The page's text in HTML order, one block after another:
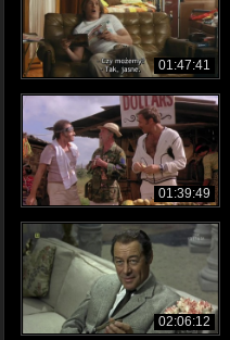
01:47:41
01:39:49
02:06:12